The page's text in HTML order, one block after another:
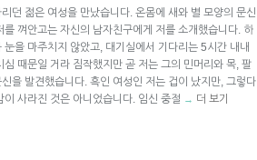
던 젊은 여성을 만났습니다. 온몸에 새와 별 모양의 문신
껴안고는 자신의 남자친구에게 저를 소개했습니다. 하
을 마주치지 않았고, 대기실에서 기다리는 5시간 내내
때문일 거라 짐작했지만 곧 저는 그의 민머리와 목, 팔
을 발견했습니다. 흑인 여성인 저는 겁이 났지만, 그렇다
사라진 것은 아니었습니다. 임신 중절 → 더 보기